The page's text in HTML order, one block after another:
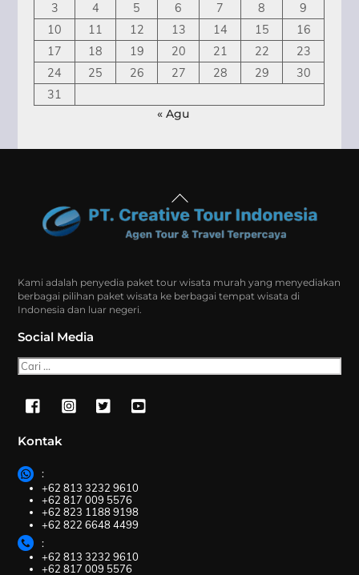
3
4 5 6 7 8
9
10
11 12 13 14 15
16
17
18 19 20 21 22
23
24
25 26 27 28 29
30
31
« Agu
Back
To
Top
Kami adalah penyedia paket tour wisata murah yang menyediakan
berbagai pilihan paket wisata ke berbagai tempat wisata di
Indonesia dan luar negeri.
Social Media
Cari
Kontak
:
+62 813 3232 9610
+62 817 009 5576
+62 823 1188 9198
+62 822 6648 4499
:
+62 813 3232 9610
+62 817 009 5576